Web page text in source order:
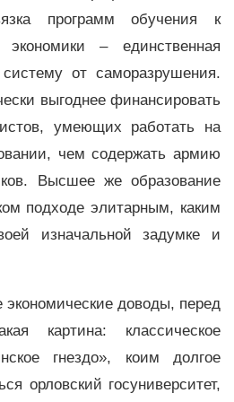
программ обучения к
– единственная
от саморазрушения.
выгоднее финансировать
умеющих работать на
чем содержать армию
Высшее же образование
подходе элитарным, каким
изначальной задумке и
экономические доводы, перед
картина: классическое
гнездо», коим долгое
орловский госуниверситет,